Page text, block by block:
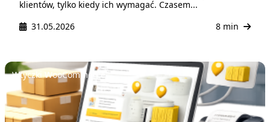
klientów, tylko kiedy ich wymagać. Czasem...
31.05.2026
8 min
Wtyczki WooCommerce